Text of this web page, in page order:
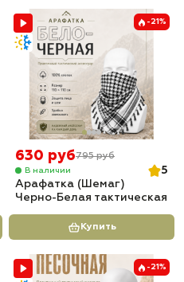
-21%
630 руб795 руб
В наличии
5
Арафатка (Шемаг)
Черно-Белая тактическая
Купить
-21%